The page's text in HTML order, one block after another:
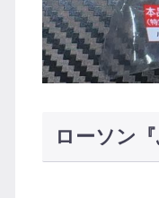
ローソン